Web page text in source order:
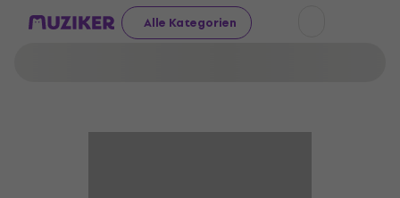
Alle Kategorien